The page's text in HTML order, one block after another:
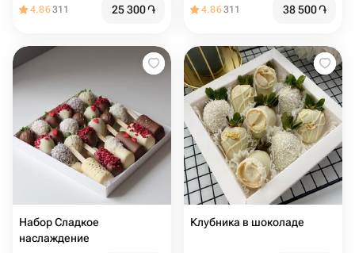
4.86311 25 300֏ 4.86311 38 500֏
Набор Сладкое
наслаждение
Клубника в шоколаде